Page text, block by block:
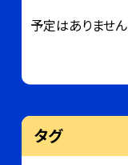
予定はありません
タグ